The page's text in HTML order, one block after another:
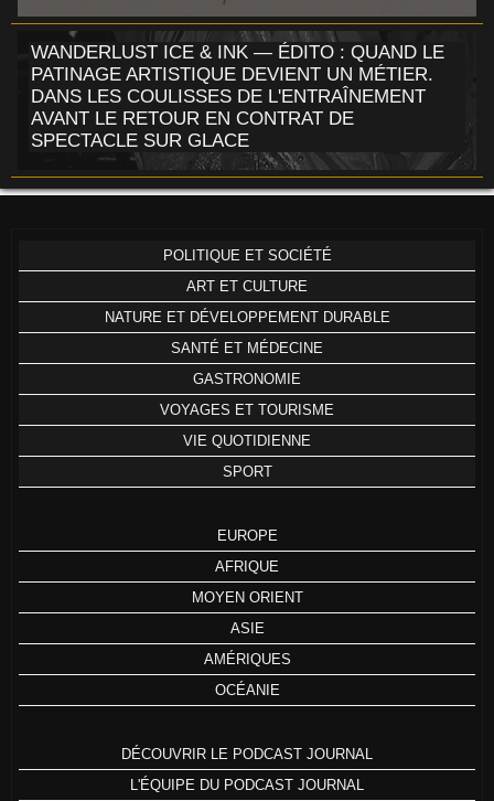
WANDERLUST ICE & INK — ÉDITO : QUAND LE
PATINAGE ARTISTIQUE DEVIENT UN MÉTIER.
DANS LES COULISSES DE L'ENTRAÎNEMENT
AVANT LE RETOUR EN CONTRAT DE
SPECTACLE SUR GLACE
POLITIQUE ET SOCIÉTÉ
ART ET CULTURE
NATURE ET DÉVELOPPEMENT DURABLE
SANTÉ ET MÉDECINE
GASTRONOMIE
VOYAGES ET TOURISME
VIE QUOTIDIENNE
SPORT
EUROPE
AFRIQUE
MOYEN ORIENT
ASIE
AMÉRIQUES
OCÉANIE
DÉCOUVRIR LE PODCAST JOURNAL
L'ÉQUIPE DU PODCAST JOURNAL